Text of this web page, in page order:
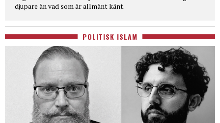
djupare än vad som är allmänt känt.
POLITISK ISLAM